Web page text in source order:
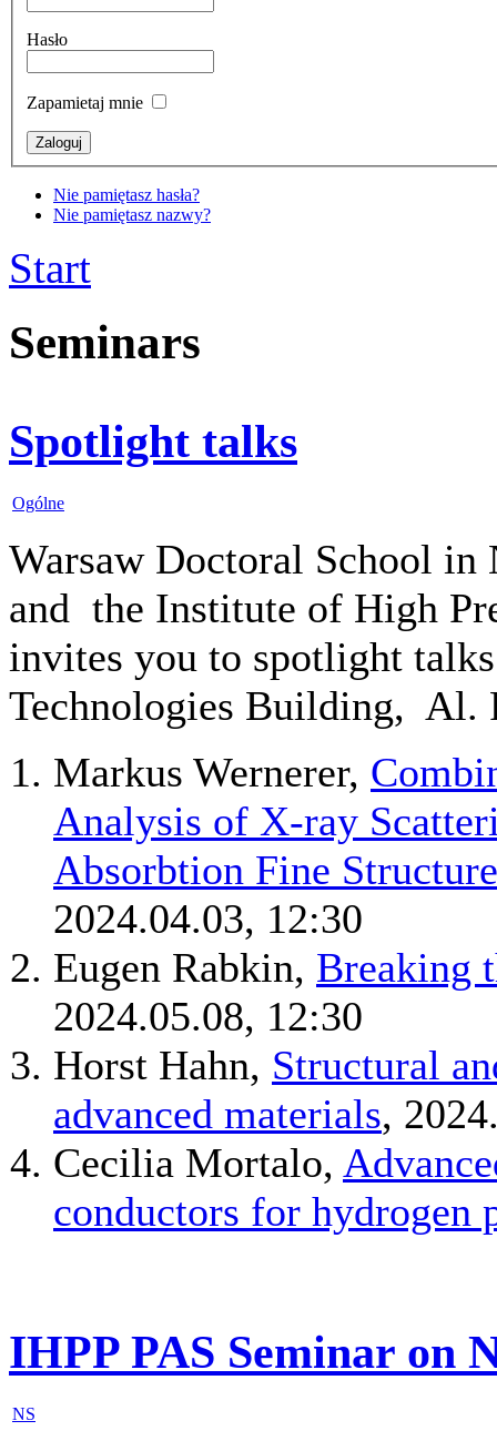
Hasło
Zapamietaj mnie
Nie pamiętasz hasła?
Nie pamiętasz nazwy?
Start
Seminars
Spotlight talks
Ogólne
Warsaw Doctoral School in
and the Institute of High
invites you to spotlight
Technologies Building, Al.
Markus Wernerer,
Analysis of X-ray
Absorbtion Fine
2024.04.03, 12:30
Eugen Rabkin, Breaking
2024.05.08, 12:30
Horst Hahn, Structural
advanced materials,
Cecilia Mortalo,
conductors for hydrogen
IHPP PAS Seminar on
NS